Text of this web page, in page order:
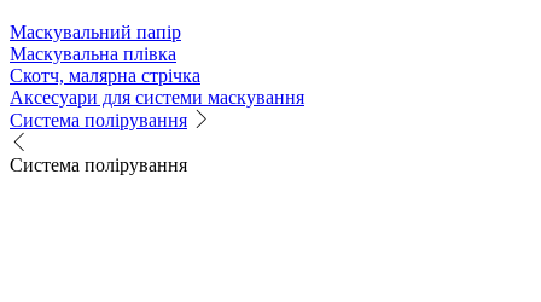
Маскувальний папір
Маскувальна плівка
Скотч, малярна стрічка
Аксесуари для системи маскування
Система полірування
Система полірування